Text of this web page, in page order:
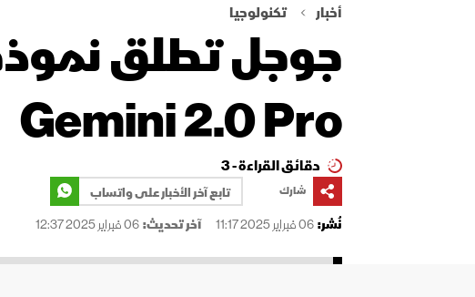
أخبار تكنولوجيا
جوجل تطلق
Gemini 2.0 Pro
دقائق القراءة - 3
شارك
تابع آخر الأخبار على واتساب
نُشر:06 فبراير 2025 11:17 آخر تحديث:06 فبراير 2025 12:37